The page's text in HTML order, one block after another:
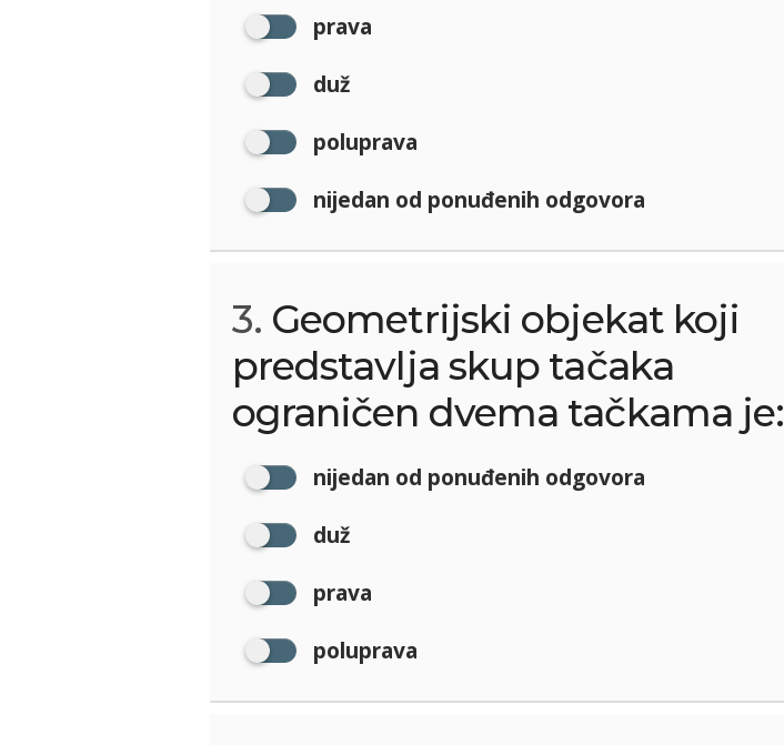
prava
duž
poluprava
nijedan od ponuđenih odgovora
3. Geometrijski objekat koji
predstavlja skup tačaka
ograničen dvema tačkama je:
nijedan od ponuđenih odgovora
duž
prava
poluprava